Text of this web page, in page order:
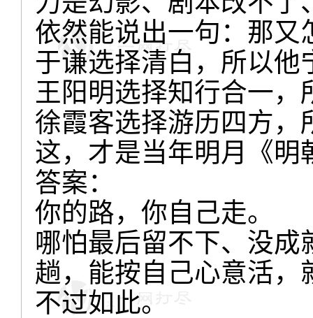
依然能说出一句：那又
于谦选择清白，所以他
王阳明选择知行合一
徐霞客选择游历四方，
这，才是当年明月《明
答案：
你的路，你自己走。
哪怕最后留不下、没
趟，能按自己心意活，
不过如此。